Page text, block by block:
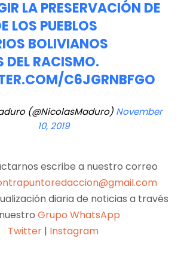
LA PRESERVACIÓN DE
LOS PUEBLOS
BOLIVIANOS
RACISMO.
C6JGRNBFGO
(@NicolasMaduro) November
10, 2019
escribe a nuestro correo
diaria de noticias a través
Grupo WhatsApp
Twitter | Instagram